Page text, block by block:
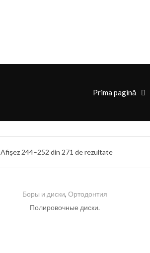
Prima pagină
Afișez 244–252 din 271 de rezultate
Боры и диски,Ортодонтия
Полировочные диски.